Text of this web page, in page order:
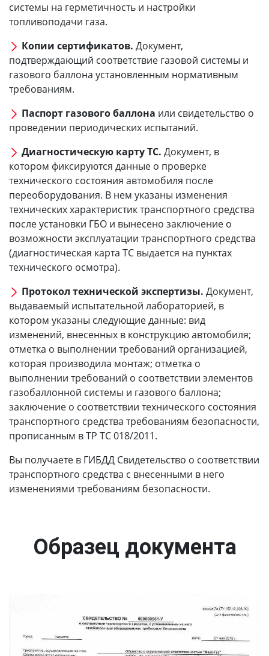
системы на герметичность и настройки
топливоподачи газа.
Копии сертификатов. Документ,
подтверждающий соответствие газовой системы и
газового баллона установленным нормативным
требованиям.
Паспорт газового баллона или свидетельство о
проведении периодических испытаний.
Диагностическую карту ТС. Документ, в
котором фиксируются данные о проверке
технического состояния автомобиля после
переоборудования. В нем указаны изменения
технических характеристик транспортного средства
после установки ГБО и вынесено заключение о
возможности эксплуатации транспортного средства
(диагностическая карта ТС выдается на пунктах
технического осмотра).
Протокол технической экспертизы. Документ,
выдаваемый испытательной лабораторией, в
котором указаны следующие данные: вид
изменений, внесенных в конструкцию автомобиля;
отметка о выполнении требований организацией,
которая производила монтаж; отметка о
выполнении требований о соответствии элементов
газобаллонной системы и газового баллона;
заключение о соответствии технического состояния
транспортного средства требованиям безопасности,
прописанным в ТР ТС 018/2011.
Вы получаете в ГИБДД Свидетельство о соответствии
транспортного средства с внесенными в него
изменениями требованиям безопасности.
Образец документа